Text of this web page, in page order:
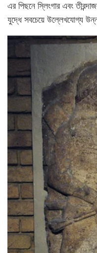
এর পিছনে স্লিংগার এবং
যুদ্ধে সবচেয়ে উল্লেখযোগ্য